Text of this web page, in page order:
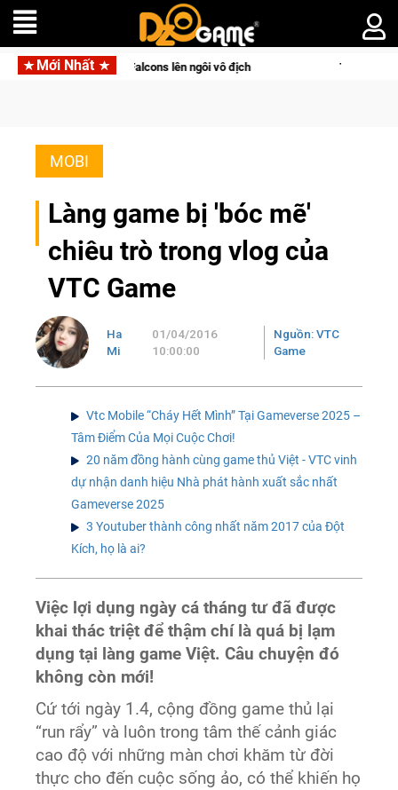
Mới Nhất
Falcons lên ngôi vô địch Trở thành "Đại ca Mèo" khuấy
MOBI
Làng game bị 'bóc mẽ'
chiêu trò trong vlog của
VTC Game
Ha
Mi
01/04/2016
10:00:00
Nguồn: VTC
Game
Vtc Mobile “Cháy Hết Mình” Tại Gameverse 2025 –
Tâm Điểm Của Mọi Cuộc Chơi!
20 năm đồng hành cùng game thủ Việt - VTC vinh
dự nhận danh hiệu Nhà phát hành xuất sắc nhất
Gameverse 2025
3 Youtuber thành công nhất năm 2017 của Đột
Kích, họ là ai?
Việc lợi dụng ngày cá tháng tư đã được
khai thác triệt để thậm chí là quá bị lạm
dụng tại làng game Việt. Câu chuyện đó
không còn mới!
Cứ tới ngày 1.4, cộng đồng game thủ lại
“run rẩy” và luôn trong tâm thế cảnh giác
cao độ với những màn chơi khăm từ đời
thực cho đến cuộc sống ảo, có thể khiến họ